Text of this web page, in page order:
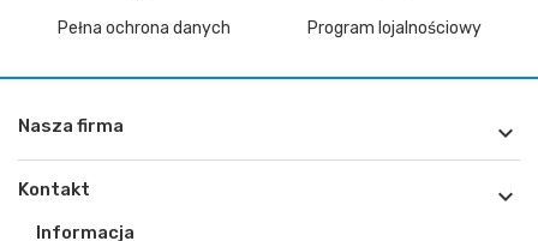
Pełna ochrona danych Program lojalnościowy
Nasza firma 
Kontakt 
Informacja